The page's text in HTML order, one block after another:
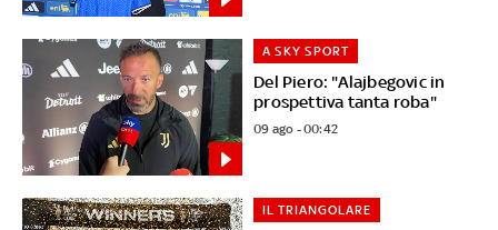
Del Piero: "Alajbegovic in
prospettiva tanta roba"
A SKY SPORT
09 ago - 00:42
IL TRIANGOLARE